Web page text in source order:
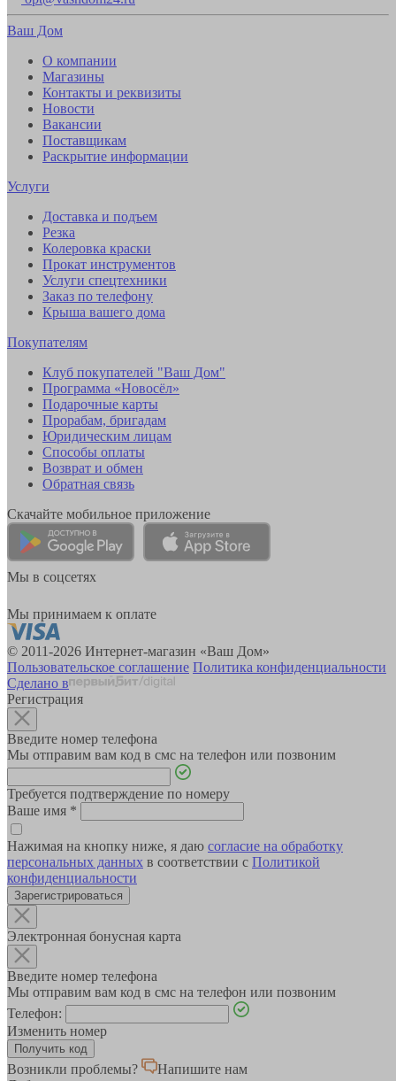
Ваш Дом
О компании
Магазины
Контакты и реквизиты
Новости
Вакансии
Поставщикам
Раскрытие информации
Услуги
Доставка и подъем
Резка
Колеровка краски
Прокат инструментов
Услуги спецтехники
Заказ по телефону
Крыша вашего дома
Покупателям
Клуб покупателей "Ваш Дом"
Программа «Новосёл»
Подарочные карты
Прорабам, бригадам
Юридическим лицам
Способы оплаты
Возврат и обмен
Обратная связь
Скачайте мобильное приложение
Мы в соцсетях
Мы принимаем к оплате
© 2011-2026 Интернет-магазин «Ваш Дом»
Пользовательское соглашение Политика конфиденциальности
Сделано в
Регистрация
Введите номер телефона
Мы отправим вам код в смс на телефон или позвоним
Требуется подтверждение по номеру
Ваше имя *
Нажимая на кнопку ниже, я даю согласие на обработку
персональных данных в соответствии с Политикой
конфиденциальности
Зарегистрироваться
Электронная бонусная карта
Введите номер телефона
Мы отправим вам код в смс на телефон или позвоним
Телефон:
Изменить номер
Возникли проблемы?
Напишите нам